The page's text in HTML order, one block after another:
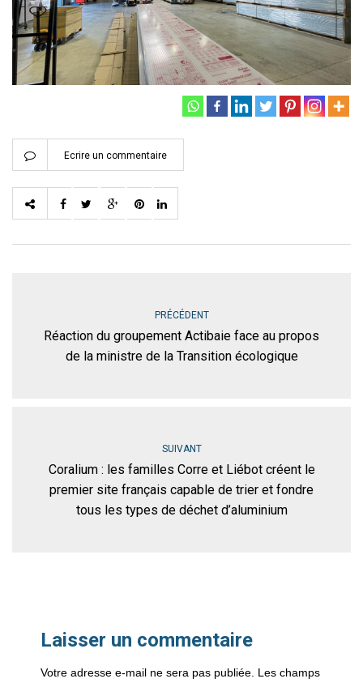
Ecrire un commentaire
PRÉCÉDENT
Réaction du groupement Actibaie face au propos
de la ministre de la Transition écologique
SUIVANT
Coralium : les familles Corre et Liébot créent le
premier site français capable de trier et fondre
tous les types de déchet d’aluminium
Laisser un commentaire
Votre adresse e-mail ne sera pas publiée. Les champs